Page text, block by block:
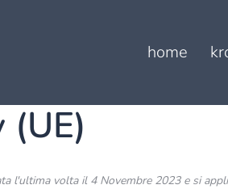
home
(UE)
l'ultima volta il 4 Novembre 2023 e si